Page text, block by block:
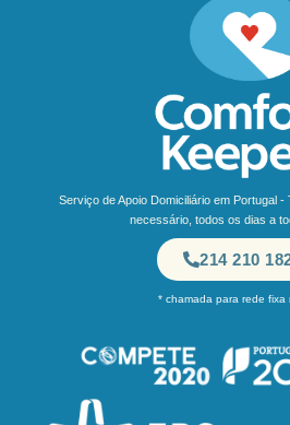
Serviço de Apoio Domiciliário em Portugal -
necessário, todos os dias a
214 210
* chamada para rede fixa